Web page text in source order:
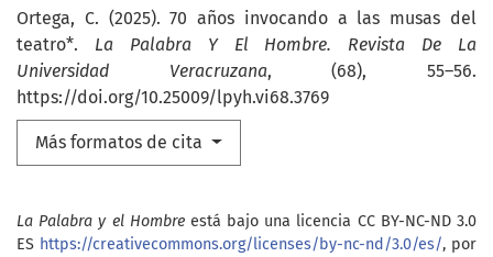
Ortega, C. (2025). 70 años invocando a las musas del
teatro*. La Palabra Y El Hombre. Revista De La
Universidad Veracruzana, (68), 55–56.
https://doi.org/10.25009/lpyh.vi68.3769
Más formatos de cita
La Palabra y el Hombreestá bajo una licencia CC BY-NC-ND 3.0
ES https://creativecommons.org/licenses/by-nc-nd/3.0/es/, por